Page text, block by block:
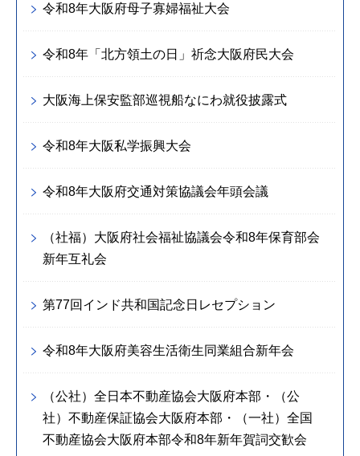
令和8年大阪府母子寡婦福祉大会
令和8年「北方領土の日」祈念大阪府民大会
大阪海上保安監部巡視船なにわ就役披露式
令和8年大阪私学振興大会
令和8年大阪府交通対策協議会年頭会議
（社福）大阪府社会福祉協議会令和8年保育部会
新年互礼会
第77回インド共和国記念日レセプション
令和8年大阪府美容生活衛生同業組合新年会
（公社）全日本不動産協会大阪府本部・（公
社）不動産保証協会大阪府本部・（一社）全国
不動産協会大阪府本部令和8年新年賀詞交歓会